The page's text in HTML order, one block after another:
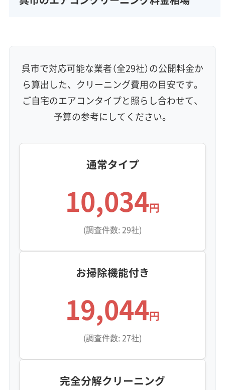
呉市で対応可能な業者（全29社）の公開料金か
ら算出した、クリーニング費用の目安です。
ご自宅のエアコンタイプと照らし合わせて、
予算の参考にしてください。
通常タイプ
10,034円
(調査件数: 29社)
お掃除機能付き
19,044円
(調査件数: 27社)
完全分解クリーニング